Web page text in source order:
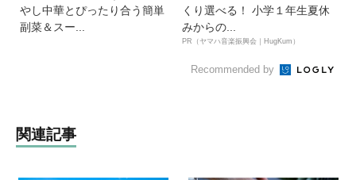
やし中華とぴったり合う簡単
副菜＆スー...
くり選べる！ 小学１年生夏休
みからの...
PR（ヤマハ音楽振興会｜HugKum）
Recommended by
関連記事